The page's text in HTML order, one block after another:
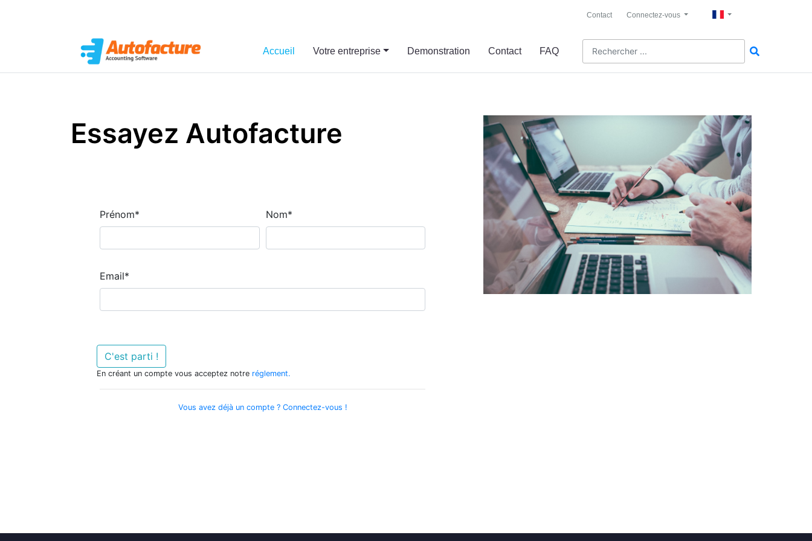
Contact Connectez-vous
Accueil Votre entreprise Demonstration Contact FAQ
Essayez Autofacture
Prénom* Nom*
Email*
C'est parti !
En créant un compte vous acceptez notre réglement.
Vous avez déjà un compte ? Connectez-vous !